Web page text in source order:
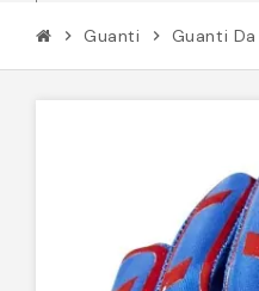
chevron_right Guanti chevron_right Guanti